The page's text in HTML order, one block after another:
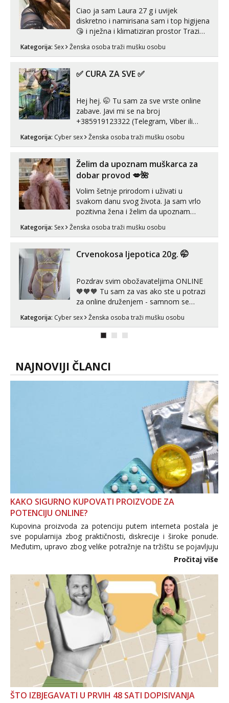
Ciao ja sam Laura 27 g i uvijek
diskretno i namirisana sam i top higijena
😘 i nježna i klimatiziran prostor Trazim
Pusenje i gutanje sperme Erotsko rublje
tijelu Iskljucivo neradim analni !!! I
Kategorija: Sex Ženska osoba traži mušku osobu
✅ CURA ZA SVE ✅
Hej hej. 🤭 Tu sam za sve vrste online
zabave. Javi mi se na broj
+385919123322 (Telegram, Viber ili
Whatsapp). 🤙 NE javljaj se na uzivo.
Hvala.
Kategorija: Cyber sex Ženska osoba traži mušku osobu
Želim da upoznam muškarca za
dobar provod 💋🌺
Volim šetnje prirodom i uživati u
svakom danu svog života. Ja sam vrlo
pozitivna žena i želim da upoznam
može i nešto više.💋🌺 Klikni na link
Kategorija: Sex Ženska osoba traži mušku osobu
Crvenokosa ljepotica 20g. 🤭
Pozdrav svim obožavateljima ONLINE
🧡🧡🧡 Tu sam za vas ako ste u potrazi
za online druženjem - samnom se
možete zabaviti preko videopoziva, ili
ako vam nisam dovoljna radim i u paru i
trojci s kolegicama, svaka je drugačija
Kategorija: Cyber sex Ženska osoba traži mušku osobu
NAJNOVIJI ČLANCI
KAKO SIGURNO KUPOVATI PROIZVODE ZA
POTENCIJU ONLINE?
Kupovina proizvoda za potenciju putem interneta postala je
sve popularnija zbog praktičnosti, diskrecije i široke ponude.
Međutim, upravo zbog velike potražnje na tržištu se pojavljuju
i brojni krivotvoreni proizvodi, nepouzdane internetske
Pročitaj više
ŠTO IZBJEGAVATI U PRVIH 48 SATI DOPISIVANJA